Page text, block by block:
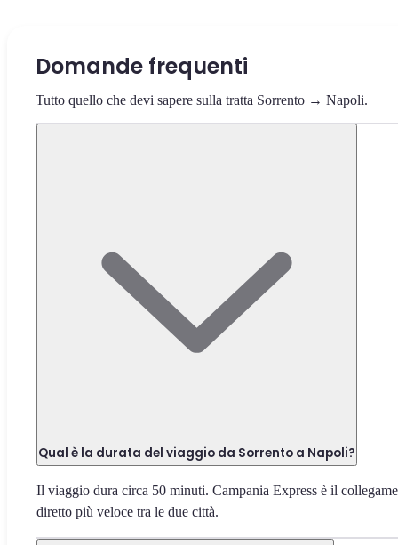
Domande frequenti
Tutto quello che devi sapere sulla tratta Sorrento → Napoli.
Qual è la durata del viaggio da Sorrento a Napoli?
Il viaggio dura circa 50 minuti. Campania Express è il
diretto più veloce tra le due città.